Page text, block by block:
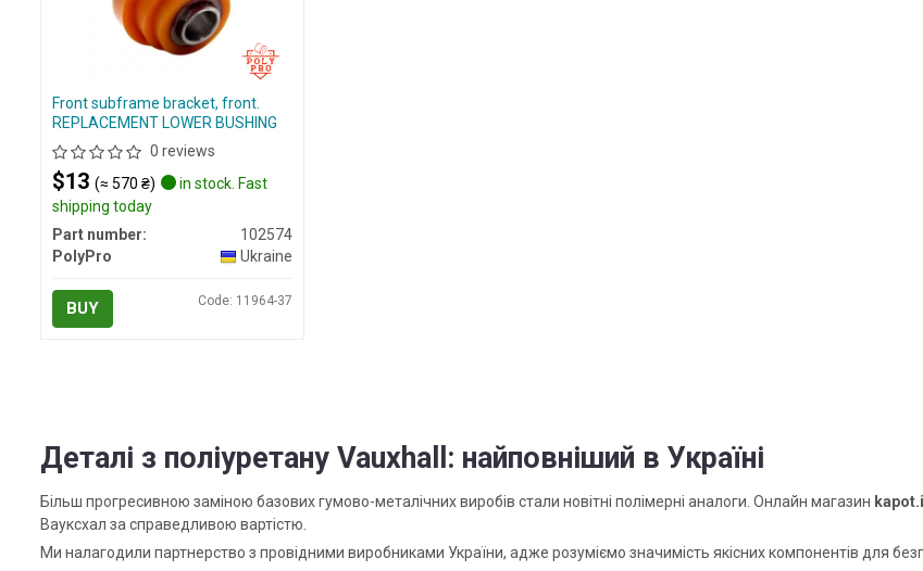
Front subframe bracket, front.
REPLACEMENT LOWER BUSHING
0 reviews
$13 (≈ 570 ₴)
in stock. Fast
shipping today
Part number:
102574
PolyPro
Ukraine
BUY Code: 11964-37
Деталі з поліуретану Vauxhall: найповніший в Україні
Більш прогресивною заміною базових гумово-металічних виробів стали новітні полімерні аналоги. Онлайн магазин
Вауксхал за справедливою вартістю.
Ми налагодили партнерство з провідними виробниками України, адже розуміємо значимість якісних компонентів для